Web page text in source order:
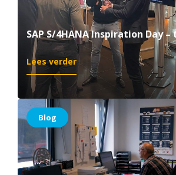
SAP S/4HANA Inspiration Day
Lees verder:
SAP
S/4HANA
Inspiration
–
terugblik
Blog